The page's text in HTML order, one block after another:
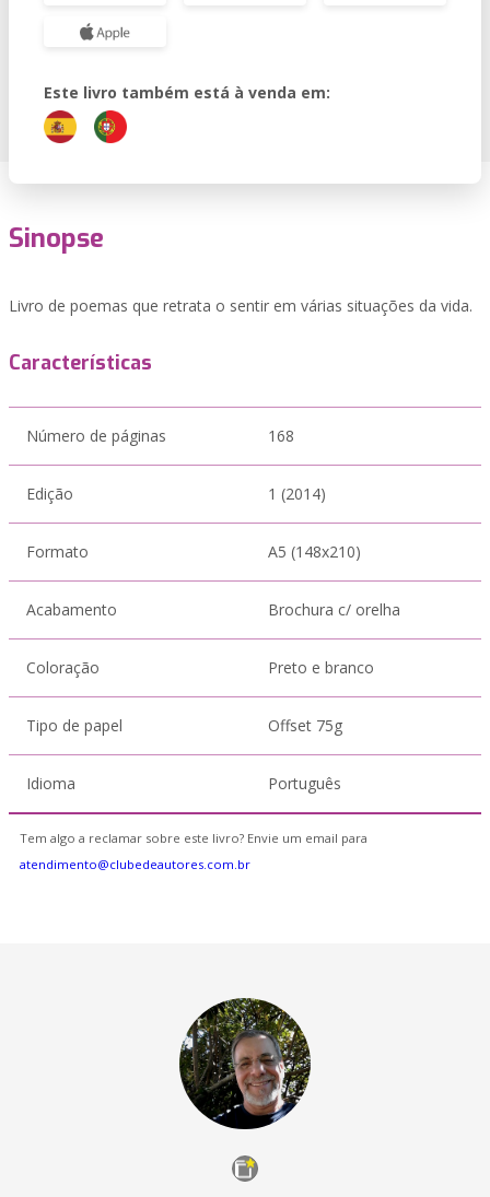
Este livro também está à venda em:
Sinopse
Livro de poemas que retrata o sentir em várias situações da vida.
Características
Número de páginas 168
Edição 1 (2014)
Formato A5 (148x210)
Acabamento Brochura c/ orelha
Coloração Preto e branco
Tipo de papel Offset 75g
Idioma Português
Tem algo a reclamar sobre este livro? Envie um email para
atendimento@clubedeautores.com.br